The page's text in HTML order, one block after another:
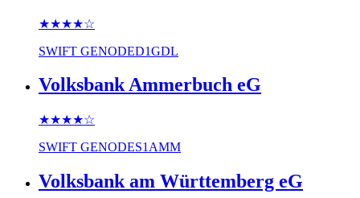
★★★★☆
SWIFT GENODED1GDL
Volksbank Ammerbuch eG
★★★★☆
SWIFT GENODES1AMM
Volksbank am Württemberg eG